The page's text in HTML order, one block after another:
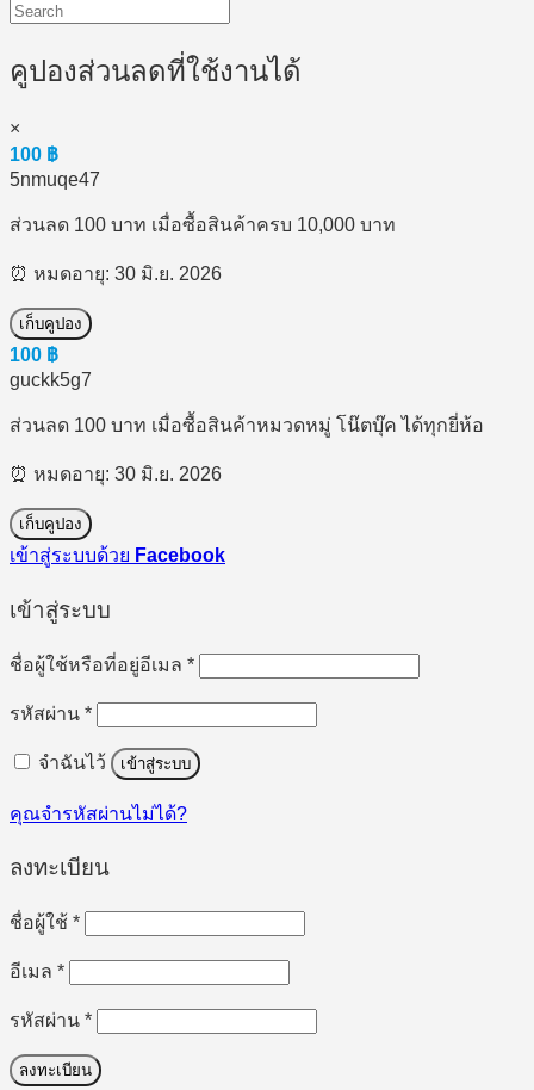
คูปองส่วนลดที่ใช้งานได้
×
100 ฿
5nmuqe47
ส่วนลด 100 บาท เมื่อซื้อสินค้าครบ 10,000 บาท
⏰ หมดอายุ: 30 มิ.ย. 2026
เก็บคูปอง
100 ฿
guckk5g7
ส่วนลด 100 บาท เมื่อซื้อสินค้าหมวดหมู่ โน๊ตบุ๊ค ได้ทุกยี่ห้อ
⏰ หมดอายุ: 30 มิ.ย. 2026
เก็บคูปอง
เข้าสู่ระบบด้วย Facebook
เข้าสู่ระบบ
ชื่อผู้ใช้หรือที่อยู่อีเมล *ต้องการ
รหัสผ่าน *ต้องการ
จำฉันไว้ เข้าสู่ระบบ
คุณจำรหัสผ่านไม่ได้?
ลงทะเบียน
ชื่อผู้ใช้ *ต้องการ
อีเมล *ต้องการ
รหัสผ่าน *ต้องการ
ลงทะเบียน